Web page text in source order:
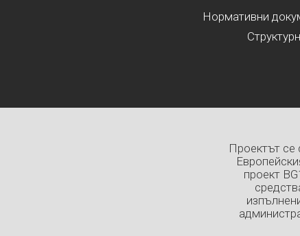
Нормативни
Проектът се
проект